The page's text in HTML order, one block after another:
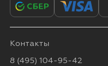
Контакты
8 (495) 104-95-42